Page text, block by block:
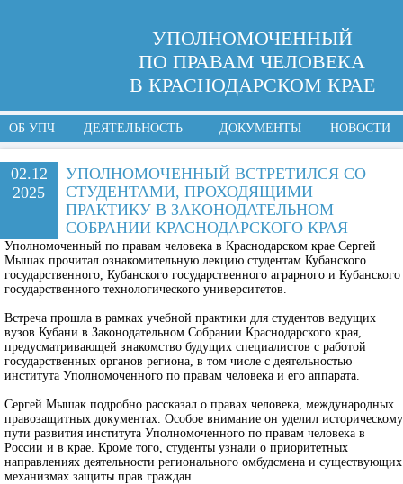
УПОЛНОМОЧЕННЫЙ
ПО ПРАВАМ ЧЕЛОВЕКА
В КРАСНОДАРСКОМ КРАЕ
ОБ УПЧ ДЕЯТЕЛЬНОСТЬ ДОКУМЕНТЫ НОВОСТИ
02.12
2025
УПОЛНОМОЧЕННЫЙ ВСТРЕТИЛСЯ СО
СТУДЕНТАМИ, ПРОХОДЯЩИМИ
ПРАКТИКУ В ЗАКОНОДАТЕЛЬНОМ
СОБРАНИИ КРАСНОДАРСКОГО КРАЯ
Уполномоченный по правам человека в Краснодарском крае Сергей
Мышак прочитал ознакомительную лекцию студентам Кубанского
государственного, Кубанского государственного аграрного и Кубанского
государственного технологического университетов.
Встреча прошла в рамках учебной практики для студентов ведущих
вузов Кубани в Законодательном Собрании Краснодарского края,
предусматривающей знакомство будущих специалистов с работой
государственных органов региона, в том числе с деятельностью
института Уполномоченного по правам человека и его аппарата.
Сергей Мышак подробно рассказал о правах человека, международных
правозащитных документах. Особое внимание он уделил историческому
пути развития института Уполномоченного по правам человека в
России и в крае. Кроме того, студенты узнали о приоритетных
направлениях деятельности регионального омбудсмена и существующих
механизмах защиты прав граждан.